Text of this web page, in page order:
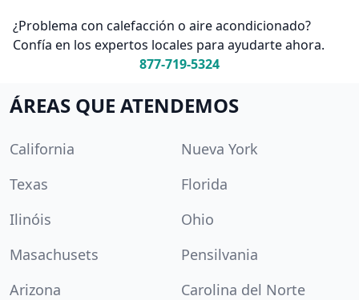
¿Problema con calefacción o aire acondicionado?
Confía en los expertos locales para ayudarte ahora.
877-719-5324
ÁREAS QUE ATENDEMOS
California
Nueva York
Texas
Florida
Ilinóis
Ohio
Masachusets
Pensilvania
Arizona
Carolina del Norte